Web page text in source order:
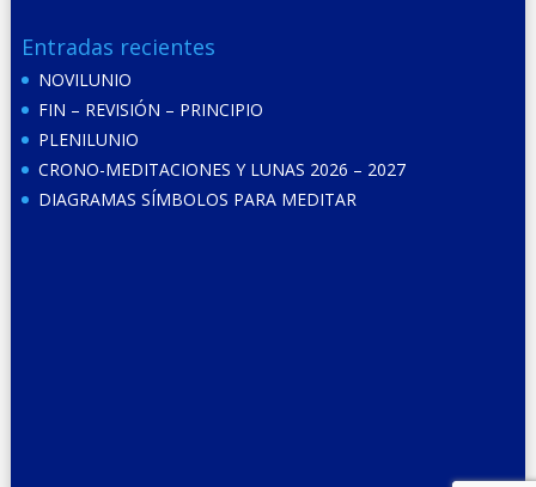
Entradas recientes
NOVILUNIO
FIN – REVISIÓN – PRINCIPIO
PLENILUNIO
CRONO-MEDITACIONES Y LUNAS 2026 – 2027
DIAGRAMAS SÍMBOLOS PARA MEDITAR